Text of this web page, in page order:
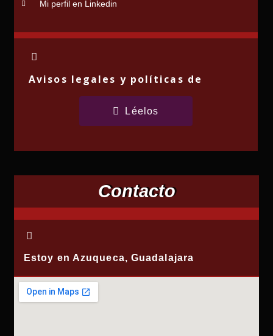
Mi perfil en Linkedin
Avisos legales y políticas de
privacidad y "cookies"
Léelos
Contacto
Estoy en Azuqueca, Guadalajara